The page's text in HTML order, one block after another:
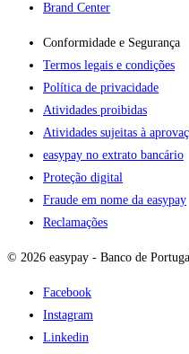
Brand Center
Conformidade e Segurança
Termos legais e condições
Política de privacidade
Atividades proibidas
Atividades sujeitas à
easypay no extrato bancário
Proteção digital
Fraude em nome da easypay
Reclamações
© 2026 easypay - Banco de
Facebook
Instagram
Linkedin